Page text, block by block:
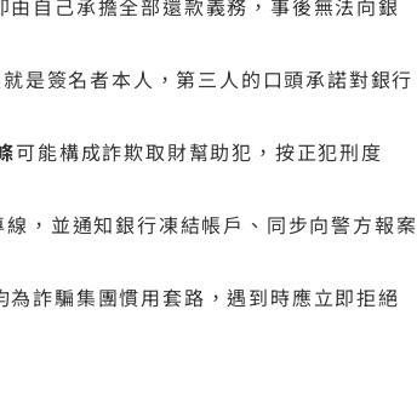
是簽名者本人，第三人的口頭承諾對銀行
可能構成詐欺取財幫助犯，按正犯刑度
線，並通知銀行凍結帳戶、同步向警方報案
為詐騙集團慣用套路，遇到時應立即拒絕